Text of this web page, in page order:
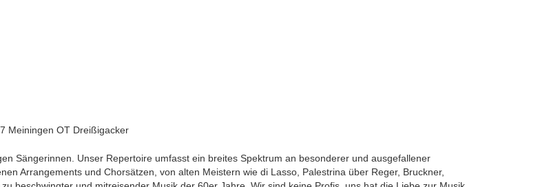
Meiningen OT Dreißigacker
Sängerinnen. Unser Repertoire umfasst ein breites Spektrum an besonderer und ausgefallener
Arrangements und Chorsätzen, von alten Meistern wie di Lasso, Palestrina über Reger, Bruckner,